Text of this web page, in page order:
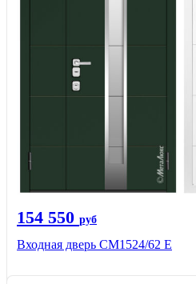
154 550 руб
Входная дверь CМ1524/62 Е